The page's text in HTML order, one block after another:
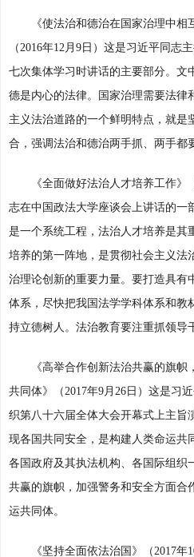
《使法治和德治在国家治理中相互
（2016年12月9日）这是习近平同志
七次集体学习时讲话的主要部分。文
德是内心的法律。国家治理需要法律
主义法治道路的一个鲜明特点，就是
合，强调法治和德治两手抓、两手都
《全面做好法治人才培养工作》（
志在中国政法大学座谈会上讲话的一
是一个系统工程，法治人才培养是其
培养的第一阵地，是贯彻社会主义法
治理论创新的重要力量。要打造具有
体系，尽快把我国法学学科体系和教
持立德树人。法治教育要注重抓领导
《高举合作创新法治共赢的旗帜
共同体》（2017年9月26日）这是习
织第八十六届全体大会开幕式上主旨
现各国共同安全，是构建人类命运共
各国政府及其执法机构、各国际组织
共赢的旗帜，加强警务和安全方面合
运共同体。
《坚持全面依法治国》（2017年